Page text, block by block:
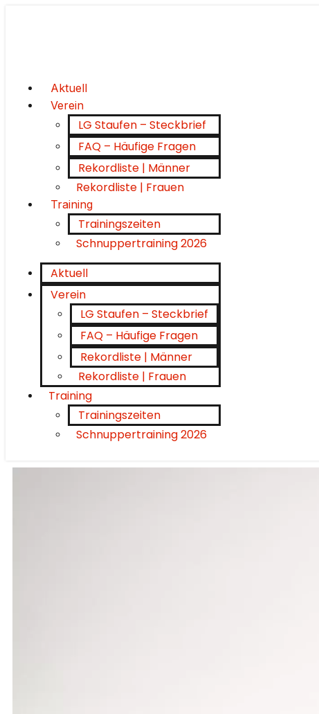
Aktuell
Verein
LG Staufen – Steckbrief
FAQ – Häufige Fragen
Rekordliste | Männer
Rekordliste | Frauen
Training
Trainingszeiten
Schnuppertraining 2026
Aktuell
Verein
LG Staufen – Steckbrief
FAQ – Häufige Fragen
Rekordliste | Männer
Rekordliste | Frauen
Training
Trainingszeiten
Schnuppertraining 2026